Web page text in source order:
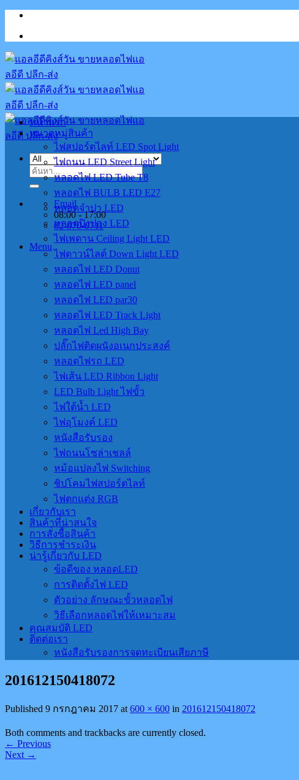
Skip
content
ค้นหา:
Email
08:00 - 17:00
02-070-0711
Menu
หน้าแรก
หมวดหมู่สินค้า
ไฟสปอร์ตไลท์ LED Spot Light
ไฟถนน LED Street Light
หลอดไฟ LED Tube T8
หลอดไฟ BULB LED E27
หลอดจำปา LED
หลอดปิงปอง LED
ไฟเพดาน Ceiling Light LED
ไฟดาวน์ไลต์ Down Light LED
หลอดไฟ LED Donut
หลอดไฟ LED panel
หลอดไฟ LED par30
หลอดไฟ LED Track Light
หลอดไฟ Led High Bay
ปลั๊กไฟติดผนังอเนกประสงค์
หลอดไฟรถ LED
ไฟเส้น LED Ribbon Light
LED Bulb Light ไฟขั้ว
ไฟใต้น้ำ LED
ไฟอุโมงค์ LED
หนังสือรับรอง
ไฟถนนโซล่าเชลล์
หม้อแปลงไฟ Switching
ชิปโคมไฟสปอร์ตไลท์
ไฟตกแต่ง RGB
เกี่ยวกับเรา
สินค้าที่น่าสนใจ
การสั่งซื้อสินค้า
วิธีการชำระเงิน
น่ารู้เกี่ยวกับ LED
ข้อดีของ หลอดLED
การติดตั้งไฟ LED
ตัวอย่าง ลักษณะขั้วหลอดไฟ
วิธีเลือกหลอดไฟให้เหมาะสม
คุณสมบัติ LED
ติดต่อเรา
หนังสือรับรองการจดทะเบียนเสียภาษี
201612150418072
Published 9 กรกฎาคม 2017 at 600 × 600 in 201612150418072
Both comments and trackbacks are currently closed.
← Previous
Next →